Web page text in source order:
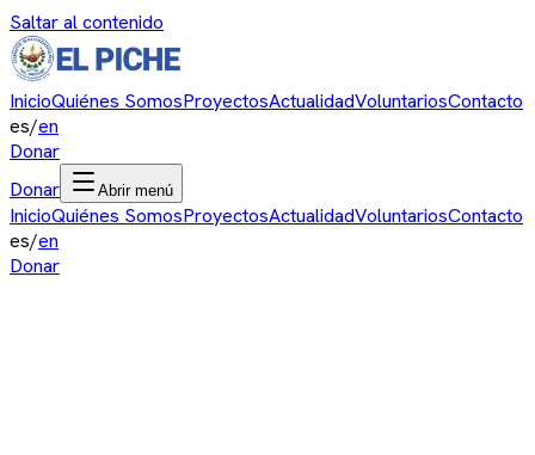
Saltar al contenido
InicioQuiénes SomosProyectosActualidadVoluntariosContacto
es/en
Donar
Donar
Abrir menú
InicioQuiénes SomosProyectosActualidadVoluntariosContacto
es/en
Donar